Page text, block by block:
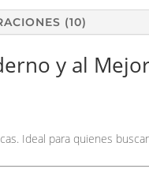
(10)
y al
Ideal para quienes